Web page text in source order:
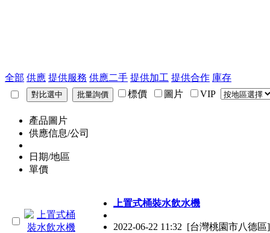
全部 供應 提供服務 供應二手 提供加工 提供合作 庫存
標價
圖片 VIP
產品圖片
供應信息/公司
日期/地區
單價
上置式桶裝水飲水機
2022-06-22 11:32 [台灣桃園市八德區]